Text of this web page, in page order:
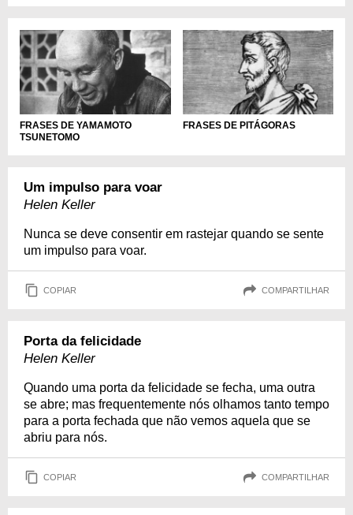
FRASES DE YAMAMOTO
TSUNETOMO
FRASES DE PITÁGORAS
Um impulso para voar
Helen Keller
Nunca se deve consentir em rastejar quando se sente
um impulso para voar.
COPIAR COMPARTILHAR
Porta da felicidade
Helen Keller
Quando uma porta da felicidade se fecha, uma outra
se abre; mas frequentemente nós olhamos tanto tempo
para a porta fechada que não vemos aquela que se
abriu para nós.
COPIAR COMPARTILHAR